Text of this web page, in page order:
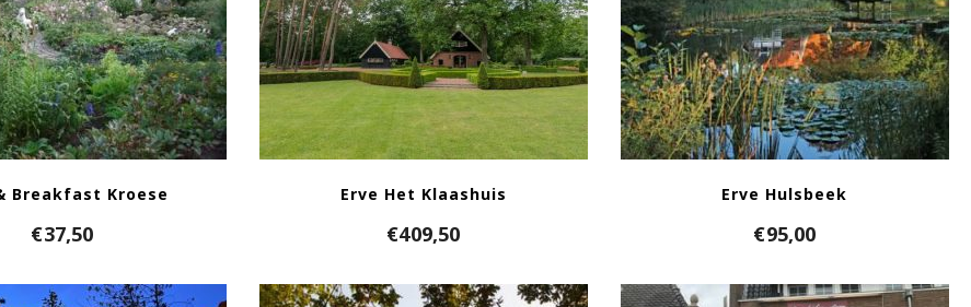
Breakfast Kroese
€37,50
Erve Het Klaashuis
€409,50
Erve Hulsbeek
€95,00